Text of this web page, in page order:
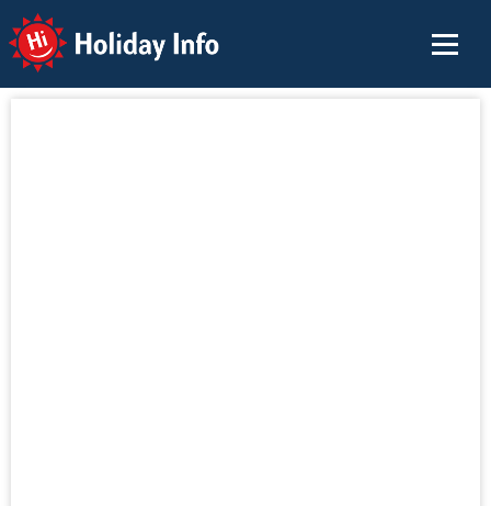
Holiday Info